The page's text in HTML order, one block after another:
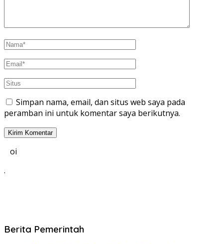
Simpan nama, email, dan situs web saya pada
peramban ini untuk komentar saya berikutnya.
oi
.
Berita Pemerintah